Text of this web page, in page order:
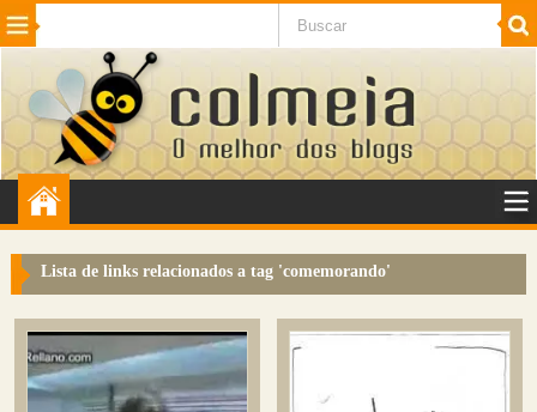
Beleza Cinema e TV
Internet Jogos NotÃ­cias SaÃºde
VeÃ­culos Adulto
Sugerir Link
Colmeia Exchange
Perguntas Frequentes
Lista de links relacionados a tag 'comemorando'